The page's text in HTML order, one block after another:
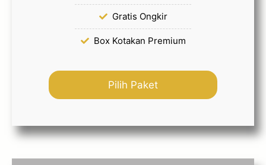
Gratis Ongkir
Box Kotakan Premium
Pilih Paket